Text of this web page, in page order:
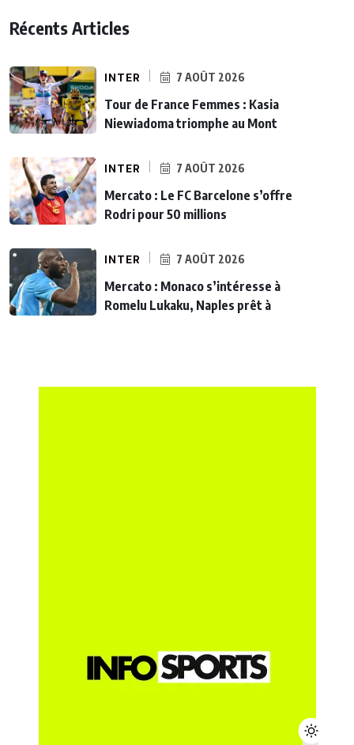
Récents Articles
INTER 7 AOÛT 2026
Tour de France Femmes : Kasia
Niewiadoma triomphe au Mont
INTER 7 AOÛT 2026
Mercato : Le FC Barcelone s’offre
Rodri pour 50 millions
INTER 7 AOÛT 2026
Mercato : Monaco s’intéresse à
Romelu Lukaku, Naples prêt à